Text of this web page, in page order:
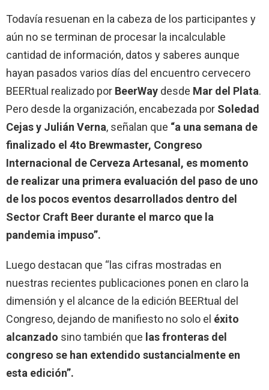
Todavía resuenan en la cabeza de los participantes y
aún no se terminan de procesar la incalculable
cantidad de información, datos y saberes aunque
hayan pasados varios días del encuentro cervecero
BEERtual realizado por BeerWay desde Mar del Plata.
Pero desde la organización, encabezada por Soledad
Cejas y Julián Verna, señalan que “a una semana de
finalizado el 4to Brewmaster, Congreso
Internacional de Cerveza Artesanal, es momento
de realizar una primera evaluación del paso de uno
de los pocos eventos desarrollados dentro del
Sector Craft Beer durante el marco que la
pandemia impuso”.
Luego destacan que “las cifras mostradas en
nuestras recientes publicaciones ponen en claro la
dimensión y el alcance de la edición BEERtual del
Congreso, dejando de manifiesto no solo el éxito
alcanzado sino también que las fronteras del
congreso se han extendido sustancialmente en
esta edición”.